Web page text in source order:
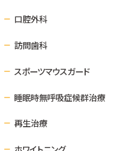
口腔外科
訪問歯科
スポーツマウスガード
睡眠時無呼吸症候群治療
再生治療